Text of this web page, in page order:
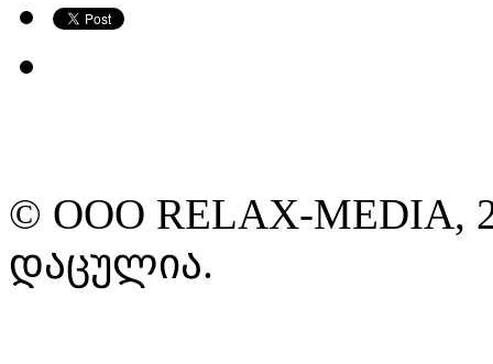
© ООО RELAX-MEDIA,
დაცულია.